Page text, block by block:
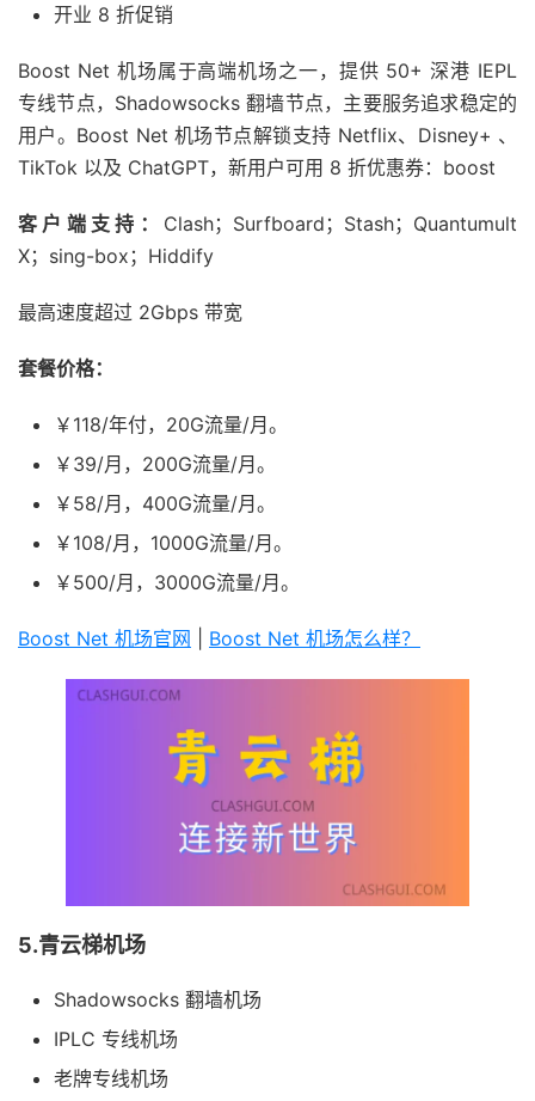
开业 8 折促销
Boost Net 机场属于高端机场之一，提供 50+ 深港 IEPL
专线节点，Shadowsocks 翻墙节点，主要服务追求稳定的
用户。Boost Net 机场节点解锁支持 Netflix、Disney+ 、
TikTok 以及 ChatGPT，新用户可用 8 折优惠券：boost
客户端支持： Clash；Surfboard；Stash；Quantumult
X；sing-box；Hiddify
最高速度超过 2Gbps 带宽
套餐价格：
￥118/年付，20G流量/月。
￥39/月，200G流量/月。
￥58/月，400G流量/月。
￥108/月，1000G流量/月。
￥500/月，3000G流量/月。
Boost Net 机场官网 Boost Net 机场怎么样？
5.青云梯机场
Shadowsocks 翻墙机场
IPLC 专线机场
老牌专线机场